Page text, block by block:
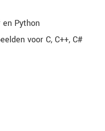
en Python
voor C, C++, C#